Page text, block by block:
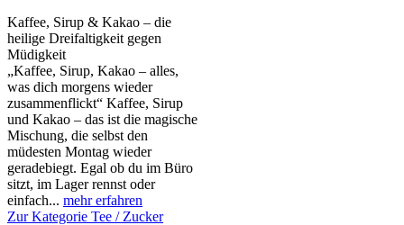
Kaffee, Sirup & Kakao – die
heilige Dreifaltigkeit gegen
Müdigkeit
„Kaffee, Sirup, Kakao – alles,
was dich morgens wieder
zusammenflickt“ Kaffee, Sirup
und Kakao – das ist die magische
Mischung, die selbst den
müdesten Montag wieder
geradebiegt. Egal ob du im Büro
sitzt, im Lager rennst oder
einfach... mehr erfahren
Zur Kategorie Tee / Zucker